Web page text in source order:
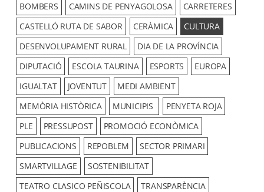
BOMBERS
CAMINS DE PENYAGOLOSA
CARRETERES
CASTELLÓ RUTA DE SABOR
CERÀMICA
CULTURA
DESENVOLUPAMENT RURAL
DIA DE LA PROVÍNCIA
DIPUTACIÓ
ESCOLA TAURINA ESPORTS
EUROPA
IGUALTAT
JOVENTUT
MEDI AMBIENT
MEMÒRIA HISTÒRICA
MUNICIPIS
PENYETA ROJA
PLE
PRESSUPOST
PROMOCIÓ ECONÒMICA
PUBLICACIONS
REPOBLEM
SECTOR PRIMARI
SMARTVILLAGE
SOSTENIBILITAT
TEATRO CLASICO PEÑISCOLA
TRANSPARÈNCIA